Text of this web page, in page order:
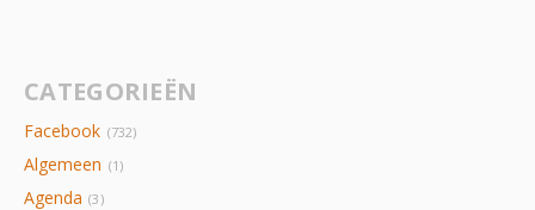
CATEGORIEËN
Facebook (732)
Algemeen (1)
Agenda (3)